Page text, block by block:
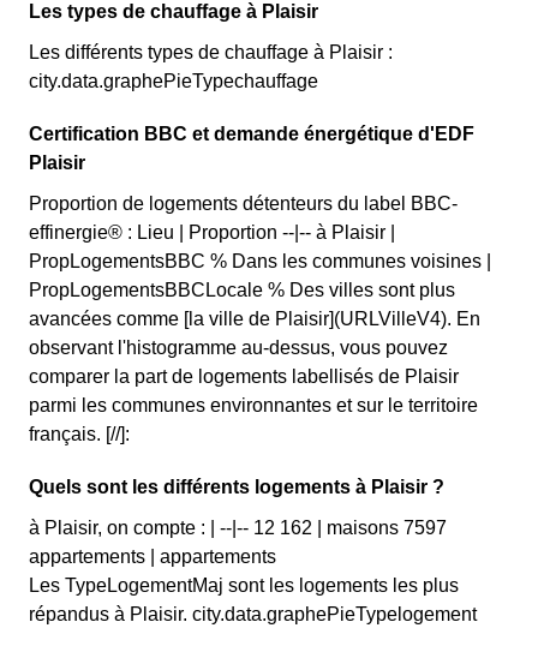
Les types de chauffage à Plaisir
Les différents types de chauffage à Plaisir :
city.data.graphePieTypechauffage
Certification BBC et demande énergétique d'EDF
Plaisir
Proportion de logements détenteurs du label BBC-
effinergie® : Lieu | Proportion --|-- à Plaisir |
PropLogementsBBC % Dans les communes voisines |
PropLogementsBBCLocale % Des villes sont plus
avancées comme [la ville de Plaisir](URLVilleV4). En
observant l'histogramme au-dessus, vous pouvez
comparer la part de logements labellisés de Plaisir
parmi les communes environnantes et sur le territoire
français. [//]:
Quels sont les différents logements à Plaisir ?
à Plaisir, on compte : | --|-- 12 162 | maisons 7597
appartements | appartements
Les TypeLogementMaj sont les logements les plus
répandus à Plaisir. city.data.graphePieTypelogement